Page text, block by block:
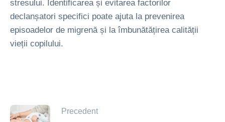
stresului. Identificarea și evitarea factorilor
declanșatori specifici poate ajuta la prevenirea
episoadelor de migrenă și la îmbunătățirea calității
vieții copilului.
Precedent